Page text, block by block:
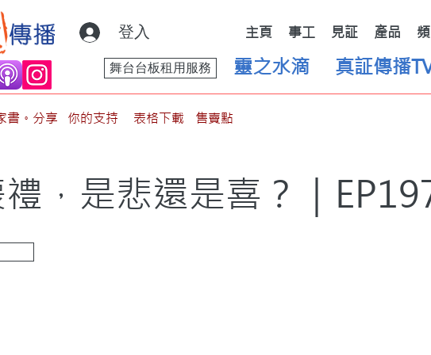
登入 主頁 事工 見証 產品
靈之水滴
舞台台板租用服務 真証傳播
書。分享 你的支持 表格下載 售賣點
，是悲還是喜？｜